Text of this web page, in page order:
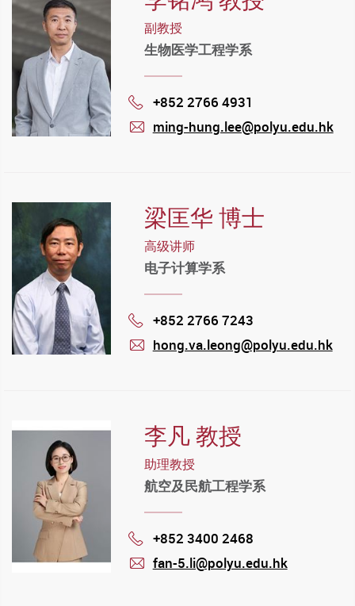
副教授
生物医学工程学系
Phone
+852 2766 4931
ming-hung.lee@polyu.edu.hk
梁匡华 博士
高级讲师
电子计算学系
Phone
+852 2766 7243
hong.va.leong@polyu.edu.hk
李凡 教授
助理教授
航空及民航工程学系
Phone
+852 3400 2468
fan-5.li@polyu.edu.hk